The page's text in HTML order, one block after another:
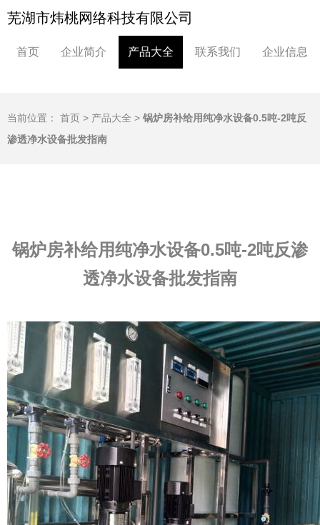
芜湖市炜桃网络科技有限公司
首页 企业简介 产品大全 联系我们 企业信息
当前位置： 首页 > 产品大全 > 锅炉房补给用纯净水设备0.5吨-2吨反
渗透净水设备批发指南
锅炉房补给用纯净水设备0.5吨-2吨反渗
透净水设备批发指南